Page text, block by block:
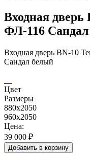
Входная дверь
ФЛ-116
Входная дверь BN-10
Сандал белый
Цвет
Размеры
880x2050
960x2050
Цена:
39 000 ₽
Добавить в корзину